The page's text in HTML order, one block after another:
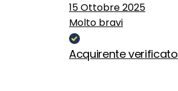
15 Ottobre 2025
Molto bravi
Acquirente verificato